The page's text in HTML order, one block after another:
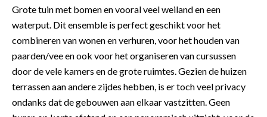
Grote tuin met bomen en vooral veel weiland en een
waterput. Dit ensemble is perfect geschikt voor het
combineren van wonen en verhuren, voor het houden van
paarden/vee en ook voor het organiseren van cursussen
door de vele kamers en de grote ruimtes. Gezien de huizen
terrassen aan andere zijdes hebben, is er toch veel privacy
ondanks dat de gebouwen aan elkaar vastzitten. Geen